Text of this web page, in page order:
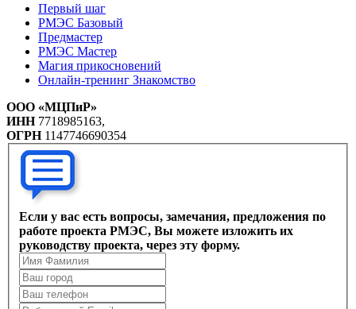
Первый шаг
РМЭС Базовый
Предмастер
РМЭС Мастер
Магия прикосновений
Онлайн-тренинг Знакомство
ООО «МЦПиР»
ИНН7718985163,
ОГРН1147746690354
Если у вас есть вопросы, замечания, предложения по
работе проекта РМЭС, Вы можете изложить их
руководству проекта, через эту форму.